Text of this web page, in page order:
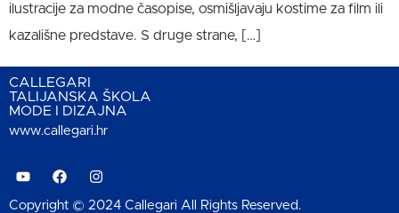
ilustracije za modne časopise, osmišljavaju kostime za film ili
kazališne predstave. S druge strane, […]
CALLEGARI
TALIJANSKA ŠKOLA
MODE I DIZAJNA
www.callegari.hr
Copyright © 2024 Callegari All Rights Reserved.